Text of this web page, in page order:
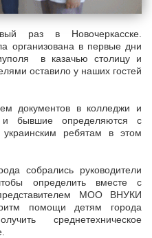
раз в Новочеркасске.
организована в первые дни
в казачью столицу и
оставило у наших гостей
документов в колледжи и
бывшие определяются с
ребятам в этом
собрались руководители
определить вместе с
МОО ВНУКИ
помощи детям города
среднетехническое